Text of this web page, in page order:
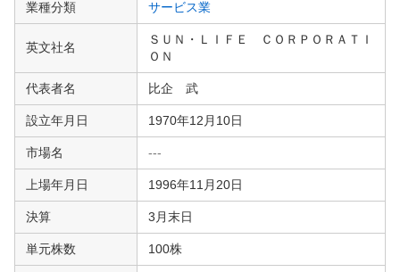
業種分類 サービス業
英文社名
ＳＵＮ・ＬＩＦＥ ＣＯＲＰＯＲＡＴＩ
ＯＮ
代表者名 比企 武
設立年月日 1970年12月10日
市場名 ---
上場年月日 1996年11月20日
決算 3月末日
単元株数 100株